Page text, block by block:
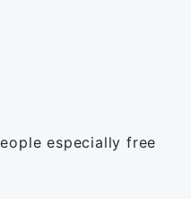
especially free